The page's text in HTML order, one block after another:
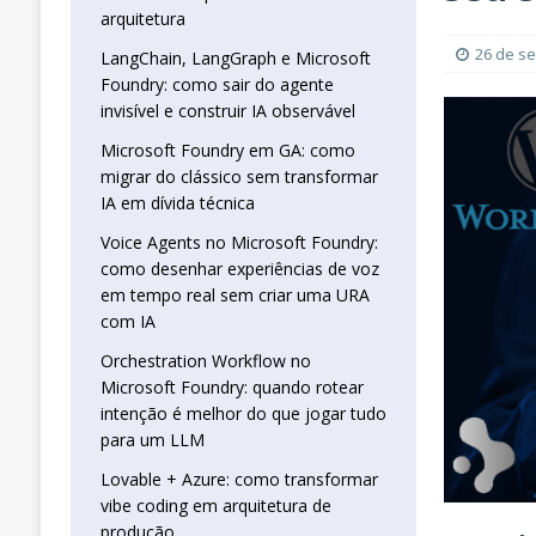
que jogar tudo para um LLM
[ 25 de abril de 2026 ]
Vibe Coding
26 de
arquitetura
LangChain, LangGraph e Microsoft
Foundry: como sair do agente
invisível e construir IA observável
Microsoft Foundry em GA: como
migrar do clássico sem transformar
IA em dívida técnica
Voice Agents no Microsoft Foundry:
como desenhar experiências de voz
em tempo real sem criar uma URA
com IA
Orchestration Workflow no
Microsoft Foundry: quando rotear
intenção é melhor do que jogar tudo
para um LLM
Lovable + Azure: como transformar
vibe coding em arquitetura de